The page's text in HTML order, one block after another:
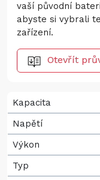
vaší původní
abyste si vybrali
zařízení.
Otevřít
Kapacita
Napětí
Výkon
Typ